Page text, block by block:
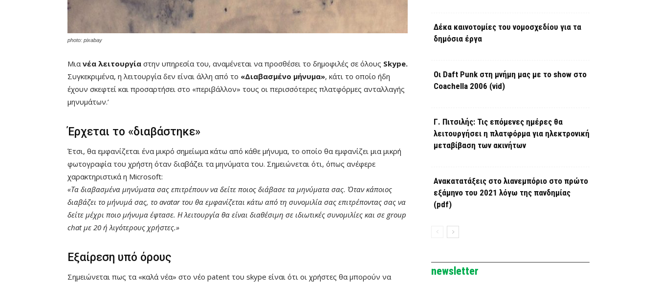
photo: pixabay
Μιανέα λειτουργία στην υπηρεσία του, αναμένεται να προσθέσει το δημοφιλές σε όλους Skype.
Συγκεκριμένα, η λειτουργία δεν είναι άλλη από το «Διαβασμένο μήνυμα», κάτι το οποίο ήδη
έχουν σκεφτεί και προσαρτήσει στο «περιβάλλον» τους οι περισσότερες πλατφόρμες ανταλλαγής
μηνυμάτων.’
Έρχεται το «διαβάστηκε»
Έτσι, θα εμφανίζεται ένα μικρό σημείωμα κάτω από κάθε μήνυμα, το οποίο θα εμφανίζει μια μικρή
φωτογραφία του χρήστη όταν διαβάζει τα μηνύματα του. Σημειώνεται ότι, όπως ανέφερε
χαρακτηριστικά η Microsoft:
«Τα διαβασμένα μηνύματα σας επιτρέπουν να δείτε ποιος διάβασε τα μηνύματα σας. Όταν κάποιος
διαβάζει το μήνυμά σας, το avatar του θα εμφανίζεται κάτω από τη συνομιλία σας επιτρέποντας σας να
δείτε μέχρι ποιο μήνυμα έφτασε. Η λειτουργία θα είναι διαθέσιμη σε ιδιωτικές συνομιλίες και σε group
chat με 20 ή λιγότερους χρήστες.»
Εξαίρεση υπό όρους
Σημειώνεται πως τα «καλά νέα» στο νέο patent του skype είναι ότι οι χρήστες θα μπορούν να
Δέκα καινοτομίες του νομοσχεδίου για τα
δημόσια έργα
Οι Daft Punk στη μνήμη μας με το show στο
Coachella 2006 (vid)
Γ. Πιτσιλής: Τις επόμενες ημέρες θα
λειτουργήσει η πλατφόρμα για ηλεκτρονική
μεταβίβαση των ακινήτων
Ανακατατάξεις στο λιανεμπόριο στο πρώτο
εξάμηνο του 2021 λόγω της πανδημίας
(pdf)
newsletter